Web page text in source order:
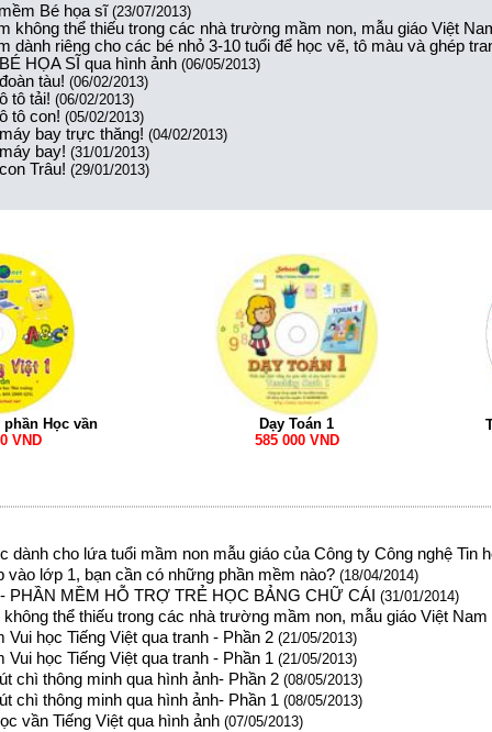
Bé họa sĩ(23/07/2013)
không thể thiếu trong các nhà trường mầm non, mẫu giáo Việt
dành riêng cho các bé nhỏ 3-10 tuổi để học vẽ, tô màu và ghép
HỌA SĨ qua hình ảnh (06/05/2013)
tàu! (06/02/2013)
tô tải! (06/02/2013)
tô con! (05/02/2013)
bay trực thăng! (04/02/2013)
bay! (31/01/2013)
Trâu! (29/01/2013)
phần Học vần
VND
Dạy Toán 1
585 000 VND
dành cho lứa tuổi mầm non mẫu giáo của Công ty Công nghệ Tin
vào lớp 1, bạn cần có những phần mềm nào? (18/04/2014)
PHẦN MỀM HỖ TRỢ TRẺ HỌC BẢNG CHỮ CÁI (31/01/2014)
thể thiếu trong các nhà trường mầm non, mẫu giáo Việt Nam
Vui học Tiếng Việt qua tranh - Phần 2 (21/05/2013)
học Tiếng Việt qua tranh - Phần 1 (21/05/2013)
chì thông minh qua hình ảnh- Phần 2 (08/05/2013)
chì thông minh qua hình ảnh- Phần 1 (08/05/2013)
vần Tiếng Việt qua hình ảnh (07/05/2013)